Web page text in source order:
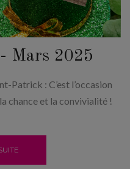
Mars 2025
Patrick : C’est l’occasion
chance et la convivialité !